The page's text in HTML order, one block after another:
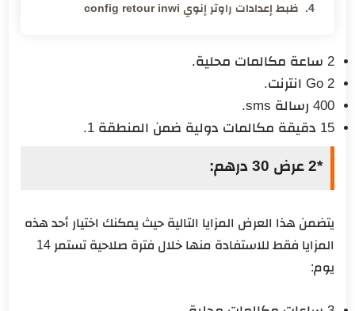
ظبط إعدادات راوتر إنوي config retour inwi
2 ساعة مكالمات محلية.
2 Go انترنت.
400 رسالة sms.
15 دقيقة مكالمات دولية ضمن المنطقة 1.
*2 عرض 30 درهم:
يتضمن هذا العرض المزايا التالية حيث يمكنك اختيار أحد هذه
المزايا فقط للاستفادة منها خلال فترة صلاحية تستمر 14
يوم: